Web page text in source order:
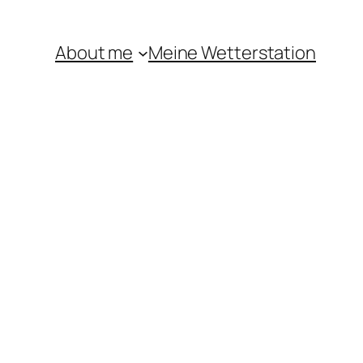
About me Meine Wetterstation